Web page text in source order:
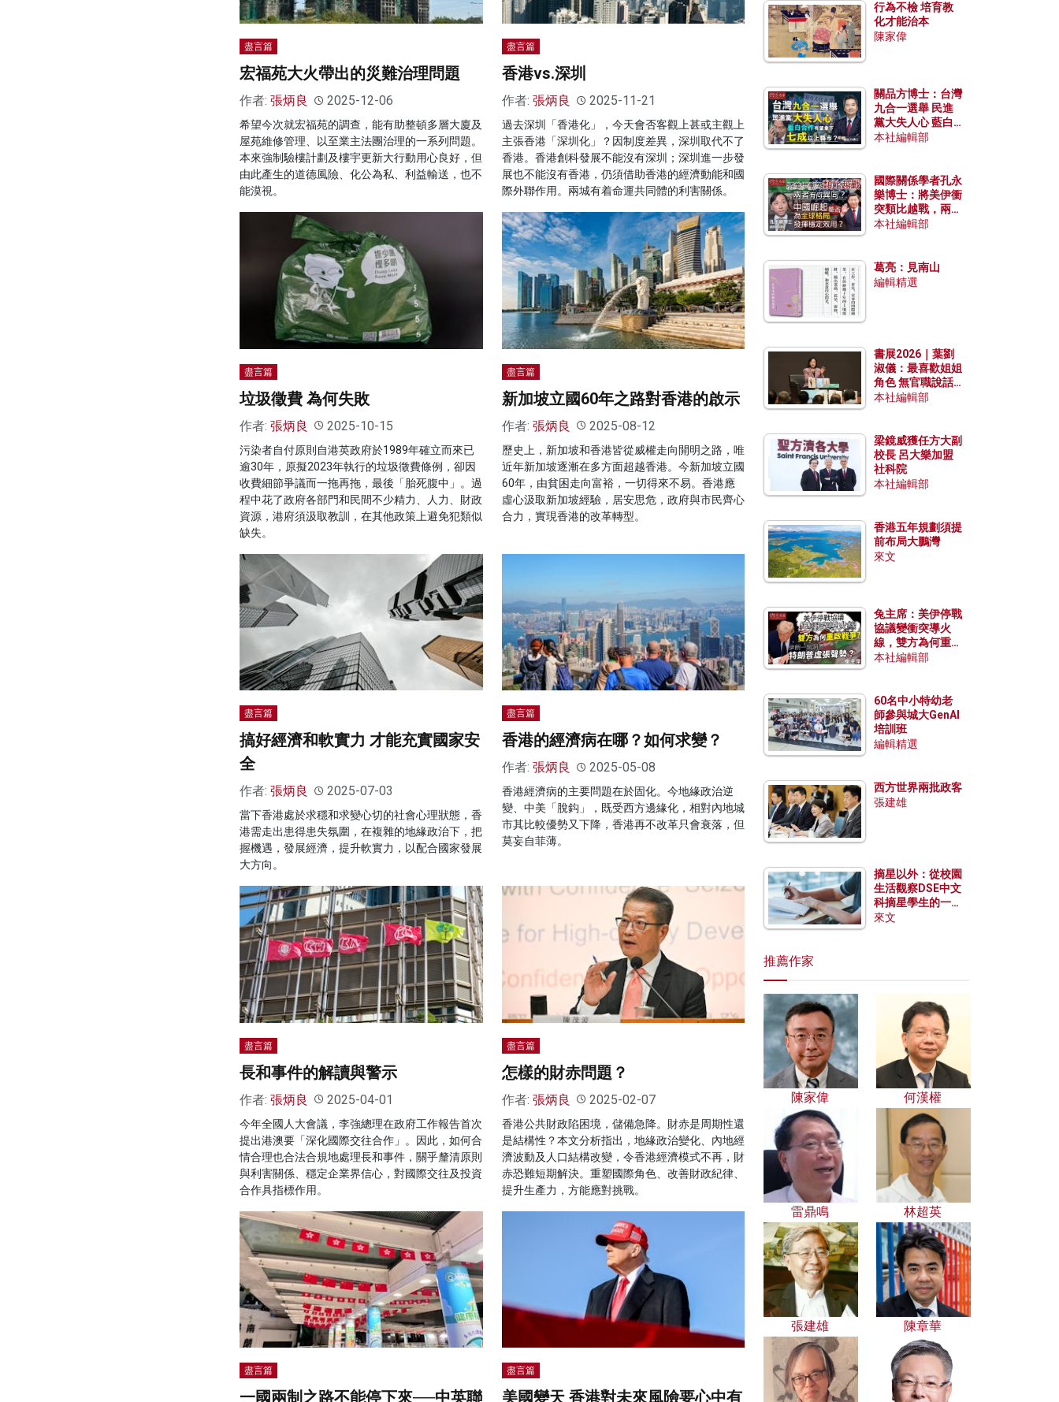
盡言篇
宏福苑大火帶出的災難治理問題
作者: 張炳良 2025-12-06
希望今次就宏福苑的調查，能有助整頓多層大廈及
屋苑維修管理、以至業主法團治理的一系列問題。
本來強制驗樓計劃及樓宇更新大行動用心良好，但
由此產生的道德風險、化公為私、利益輸送，也不
能漠視。
盡言篇
香港vs.深圳
作者: 張炳良 2025-11-21
過去深圳「香港化」，今天會否客觀上甚或主觀上
主張香港「深圳化」？因制度差異，深圳取代不了
香港。香港創科發展不能沒有深圳；深圳進一步發
展也不能沒有香港，仍須借助香港的經濟動能和國
際外聯作用。兩城有着命運共同體的利害關係。
盡言篇
垃圾徵費 為何失敗
作者: 張炳良 2025-10-15
污染者自付原則自港英政府於1989年確立而來已
逾30年，原擬2023年執行的垃圾徵費條例，卻因
收費細節爭議而一拖再拖，最後「胎死腹中」。過
程中花了政府各部門和民間不少精力、人力、財政
資源，港府須汲取教訓，在其他政策上避免犯類似
缺失。
盡言篇
新加坡立國60年之路對香港的啟示
作者: 張炳良 2025-08-12
歷史上，新加坡和香港皆從威權走向開明之路，唯
近年新加坡逐漸在多方面超越香港。今新加坡立國
60年，由貧困走向富裕，一切得來不易。香港應
虛心汲取新加坡經驗，居安思危，政府與市民齊心
合力，實現香港的改革轉型。
盡言篇
搞好經濟和軟實力 才能充實國家安
全
作者: 張炳良 2025-07-03
當下香港處於求穩和求變心切的社會心理狀態，香
港需走出患得患失氛圍，在複雜的地緣政治下，把
握機遇，發展經濟，提升軟實力，以配合國家發展
大方向。
盡言篇
香港的經濟病在哪？如何求變？
作者: 張炳良 2025-05-08
香港經濟病的主要問題在於固化。今地緣政治逆
變、中美「脫鈎」，既受西方邊緣化，相對內地城
市其比較優勢又下降，香港再不改革只會衰落，但
莫妄自菲薄。
盡言篇
長和事件的解讀與警示
作者: 張炳良 2025-04-01
今年全國人大會議，李強總理在政府工作報告首次
提出港澳要「深化國際交往合作」。因此，如何合
情合理也合法合規地處理長和事件，關乎釐清原則
與利害關係、穩定企業界信心，對國際交往及投資
合作具指標作用。
盡言篇
怎樣的財赤問題？
作者: 張炳良 2025-02-07
香港公共財政陷困境，儲備急降。財赤是周期性還
是結構性？本文分析指出，地緣政治變化、內地經
濟波動及人口結構改變，令香港經濟模式不再，財
赤恐難短期解決。重塑國際角色、改善財政紀律、
提升生產力，方能應對挑戰。
盡言篇
一國兩制之路不能停下來──中英聯
盡言篇
美國變天 香港對未來風險要心中有
行為不檢 培育教
化才能治本
陳家偉
關品方博士：台灣
九合一選舉 民進
黨大失人心 藍白
合作有望拿下七成
本社編輯部
國際關係學者孔永
樂博士：將美伊衝
突類比越戰，兩者
有何異同？中國崛
本社編輯部
葛亮：見南山
編輯精選
書展2026｜葉劉
淑儀：最喜歡姐姐
角色 無官職說話
包袱少
本社編輯部
梁鏡威獲任方大副
校長 呂大樂加盟
社科院
本社編輯部
香港五年規劃須提
前布局大鵬灣
來文
兔主席：美伊停戰
協議變衝突導火
線，雙方為何重啟
戰爭？伊朗一早洞
本社編輯部
60名中小特幼老
師參與城大GenAI
培訓班
編輯精選
西方世界兩批政客
張建雄
摘星以外：從校園
生活觀察DSE中文
科摘星學生的一點
特質
來文
推薦作家
陳家偉 何漢權
雷鼎鳴 林超英
張建雄 陳章華